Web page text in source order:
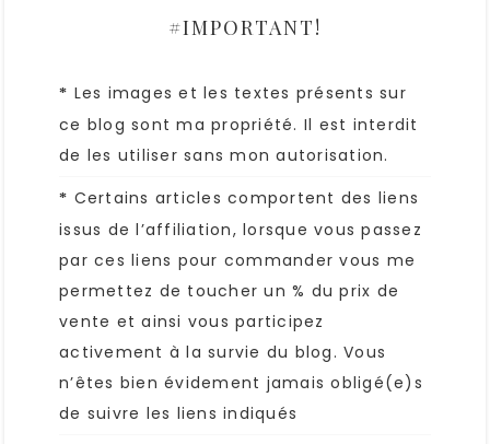
#IMPORTANT!
* Les images et les textes présents sur
ce blog sont ma propriété. Il est interdit
de les utiliser sans mon autorisation.
* Certains articles comportent des liens
issus de l’affiliation, lorsque vous passez
par ces liens pour commander vous me
permettez de toucher un % du prix de
vente et ainsi vous participez
activement à la survie du blog. Vous
n’êtes bien évidement jamais obligé(e)s
de suivre les liens indiqués